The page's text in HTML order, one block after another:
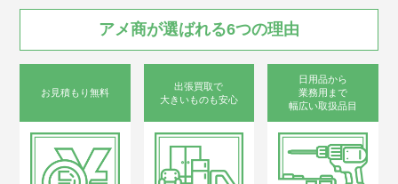
お問合せ
プライバシーポリシー
古物営業法に基づく表示
サイトマップ
アメ商が選ばれる6つの理由
お見積もり無料
出張買取で
大きいものも安心
日用品から
業務用まで
幅広い取扱品目